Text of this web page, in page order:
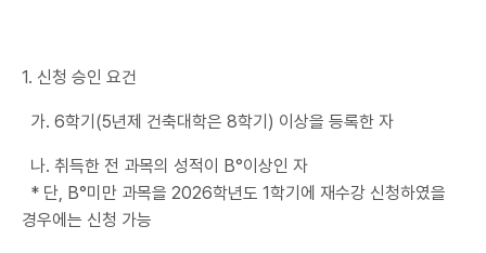
1. 신청 승인 요건
가. 6학기(5년제 건축대학은 8학기) 이상을 등록한 자
나. 취득한 전 과목의 성적이 B°이상인 자
* 단, B°미만 과목을 2026학년도 1학기에 재수강 신청하였을
경우에는 신청 가능